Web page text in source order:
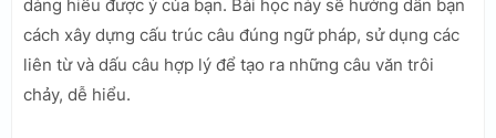
dàng hiểu được ý của bạn. Bài học này sẽ hướng dẫn bạn
cách xây dựng cấu trúc câu đúng ngữ pháp, sử dụng các
liên từ và dấu câu hợp lý để tạo ra những câu văn trôi
chảy, dễ hiểu.